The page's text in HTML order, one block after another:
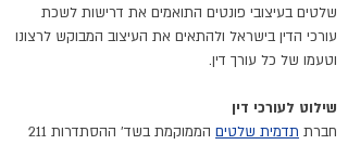
שלטים בעיצובי פונטים התואמים את דרישות לשכת
עורכי הדין בישראל ולהתאים את העיצוב המבוקש לרצונו
וטעמו של כל עורך דין.
שילוט לעורכי דין
חברת תדמית שלטים
הממוקמת בשד' ההסתדרות 211